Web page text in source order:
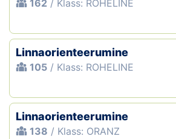
Tule klubisse!
Tulemused
Dokumendid
Suletud maastikud
162 / Klass: ROHELINE
Linnaorienteerumine
105 / Klass: ROHELINE
Linnaorienteerumine
138 / Klass: ORANZ